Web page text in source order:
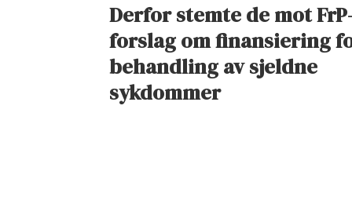
Derfor stemte de mot
forslag om finansiering
behandling av sjeldne
sykdommer